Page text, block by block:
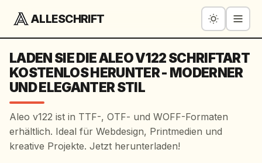
ALLESCHRIFT
LADEN SIE DIE ALEO V122 SCHRIFTART
KOSTENLOS HERUNTER - MODERNER
UND ELEGANTER STIL
Aleo v122 ist in TTF-, OTF- und WOFF-Formaten
erhältlich. Ideal für Webdesign, Printmedien und
kreative Projekte. Jetzt herunterladen!